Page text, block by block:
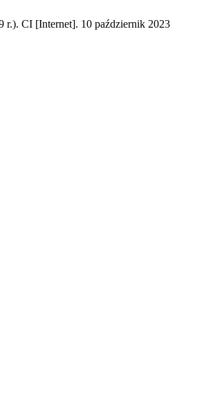
r.). CI [Internet]. 10 październik 2023